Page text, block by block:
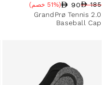
السعر العادي
185
90
نسبة الخصم
(51% خصم)
GrandPrø Tennis 2.0
Baseball Cap